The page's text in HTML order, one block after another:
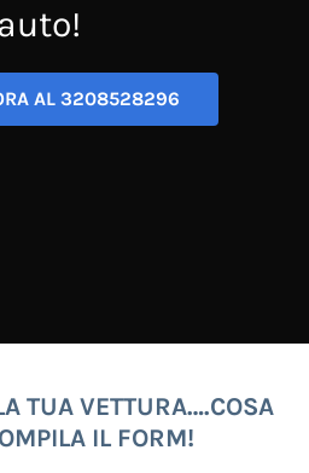
AL 3208528296
TUA VETTURA….COSA
IL FORM!